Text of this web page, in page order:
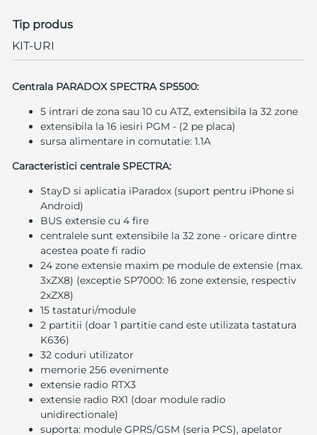
Tip produs
KIT-URI
Centrala PARADOX SPECTRA SP5500:
5 intrari de zona sau 10 cu ATZ, extensibila la 32 zone
extensibila la 16 iesiri PGM - (2 pe placa)
sursa alimentare in comutatie: 1.1A
Caracteristici centrale SPECTRA:
StayD si aplicatia iParadox (suport pentru iPhone si
Android)
BUS extensie cu 4 fire
centralele sunt extensibile la 32 zone - oricare dintre
acestea poate fi radio
24 zone extensie maxim pe module de extensie (max.
3xZX8) (exceptie SP7000: 16 zone extensie, respectiv
2xZX8)
15 tastaturi/module
2 partitii (doar 1 partitie cand este utilizata tastatura
K636)
32 coduri utilizator
memorie 256 evenimente
extensie radio RTX3
extensie radio RX1 (doar module radio
unidirectionale)
suporta: module GPRS/GSM (seria PCS), apelator